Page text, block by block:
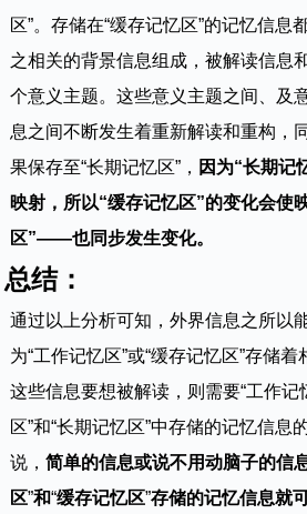
区”。存储在“缓存记忆区”的记忆信息
之相关的背景信息组成，被解读信息
个意义主题。这些意义主题之间、及
息之间不断发生着重新解读和重构，
果保存至“长期记忆区”， 因为“长期记
映射，所以“缓存记忆区”的变化会
区”——也同步发生变化。
总结：
通过以上分析可知，外界信息之所以
为“工作记忆区”或“缓存记忆区”存储
这些信息要想被解读，则需要“工作记
区”和“长期记忆区”中存储的记忆信息
说，简单的信息或说不用动脑子的信
区”和“缓存记忆区”存储的记忆信息就